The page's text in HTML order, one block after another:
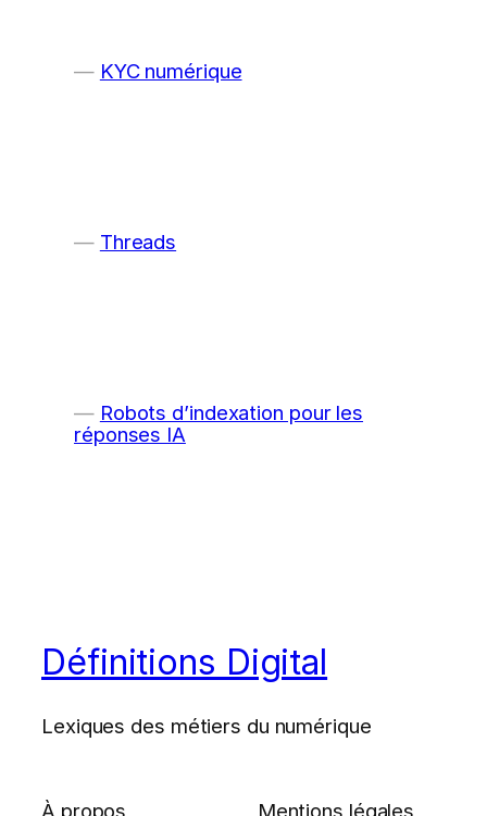
KYC numérique
Threads
Robots d’indexation pour les
réponses IA
Définitions Digital
Lexiques des métiers du numérique
À propos Mentions légales